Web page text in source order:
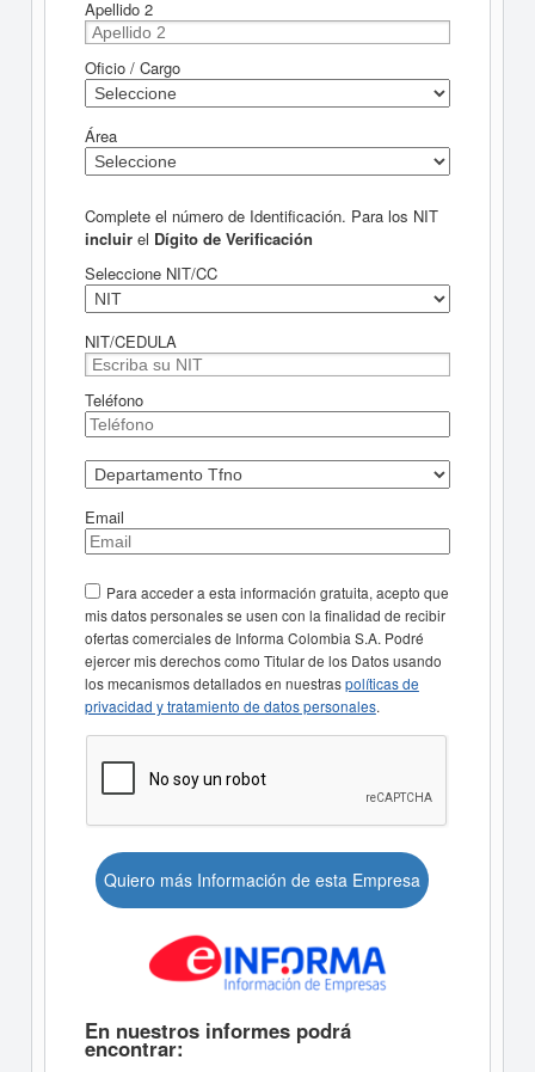
Apellido 2
Oficio / Cargo
Área
Complete el número de Identificación. Para los NIT
incluirel Dígito de Verificación
Seleccione NIT/CC
NIT/CEDULA
Teléfono
Email
Para acceder a esta información gratuita, acepto que
mis datos personales se usen con la finalidad de recibir
ofertas comerciales de Informa Colombia S.A. Podré
ejercer mis derechos como Titular de los Datos usando
los mecanismos detallados en nuestraspolíticas de
privacidad y tratamiento de datos personales.
Quiero más Información de esta Empresa
En nuestros informes podrá
encontrar: